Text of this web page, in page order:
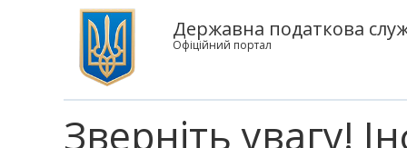
Державна податкова
Офіційний портал
Зверніть увагу!